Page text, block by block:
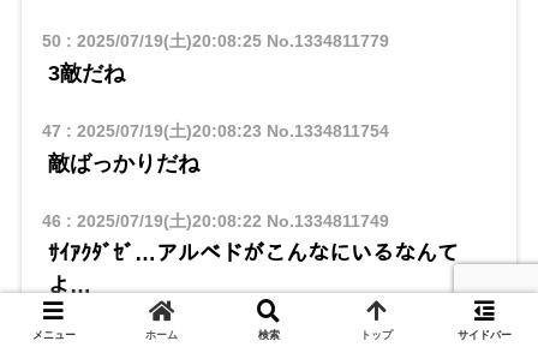
50 : 2025/07/19(土)20:08:25No.1334811779
3敵だね
47 : 2025/07/19(土)20:08:23 No.1334811754
敵ばっかりだね
46 : 2025/07/19(土)20:08:22 No.1334811749
ｻｲｱｸﾀﾞｾﾞ…アルベドがこんなにいるなんて
よ…
67: 2025/07/19(土)20:09:00No.1334812074
メニュー ホーム 検索 トップ サイドバー